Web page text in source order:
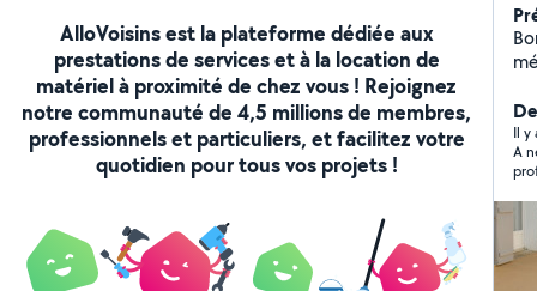
AlloVoisins est la plateforme dédiée aux
prestations de services et à la location de
matériel à proximité de chez vous ! Rejoignez
notre communauté de 4,5 millions de membres,
professionnels et particuliers, et facilitez votre
quotidien pour tous vos projets !
Il y
A